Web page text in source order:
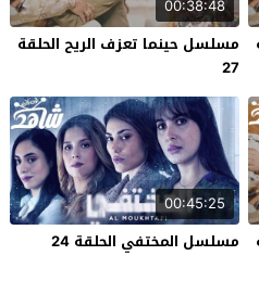
00:38:48
مسلسل حينما تعزف الريح الحلقة
27
00:45:25
مسلسل المختفي الحلقة 24